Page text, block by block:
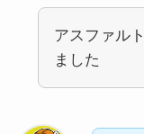
アスファル
ました